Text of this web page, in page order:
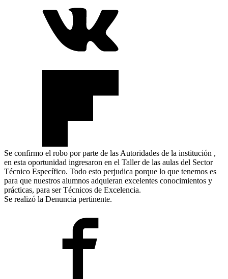
Se confirmo el robo por parte de las Autoridades de la institución ,
en esta oportunidad ingresaron en el Taller de las aulas del Sector
Técnico Específico. Todo esto perjudica porque lo que tenemos es
para que nuestros alumnos adquieran excelentes conocimientos y
prácticas, para ser Técnicos de Excelencia.
Se realizó la Denuncia pertinente.